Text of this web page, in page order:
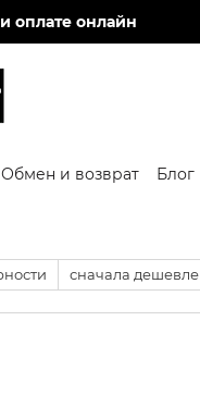
оплате онлайн
Обмен и возврат Блог
сначала дешевле